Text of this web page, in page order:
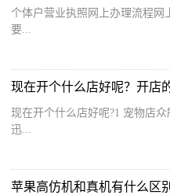
个体户营业执照网上办理流程网
要...
现在开个什么店好呢？开店
现在开个什么店好呢?1 宠物店
迅...
苹果高仿机和真机有什么区